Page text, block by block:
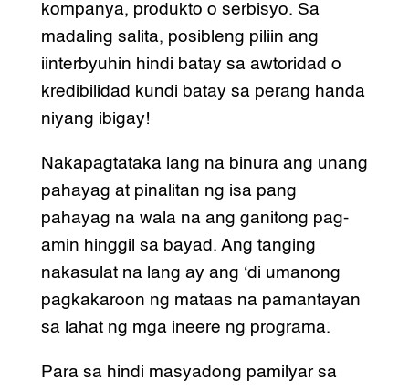
kompanya, produkto o serbisyo. Sa
madaling salita, posibleng piliin ang
iinterbyuhin hindi batay sa awtoridad o
kredibilidad kundi batay sa perang handa
niyang ibigay!
Nakapagtataka lang na binura ang unang
pahayag at pinalitan ng isa pang
pahayag na wala na ang ganitong pag-
amin hinggil sa bayad. Ang tanging
nakasulat na lang ay ang ‘di umanong
pagkakaroon ng mataas na pamantayan
sa lahat ng mga ineere ng programa.
Para sa hindi masyadong pamilyar sa